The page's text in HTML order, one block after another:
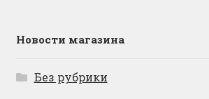
Новости магазина
Без рубрики